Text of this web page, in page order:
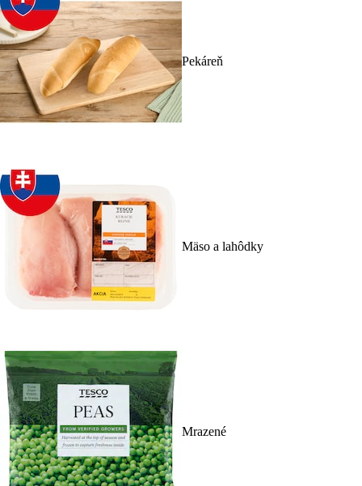
Pekáreň
Mäso a lahôdky
Mrazené